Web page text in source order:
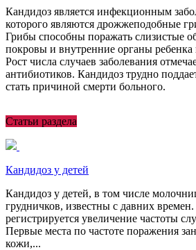
Кандидоз является инфекционным
которого являются дрожжеподобные
Грибы способны поражать слизистые
покровы и внутренние органы ребенка
Рост числа случаев заболевания
антибиотиков. Кандидоз трудно
стать причиной смерти больного.
Статьи раздела
Кандидоз у детей
Кандидоз у детей, в том числе
грудничков, известны с давних
регистрируется увеличение частоты
Первые места по частоте поражения
кожи,...